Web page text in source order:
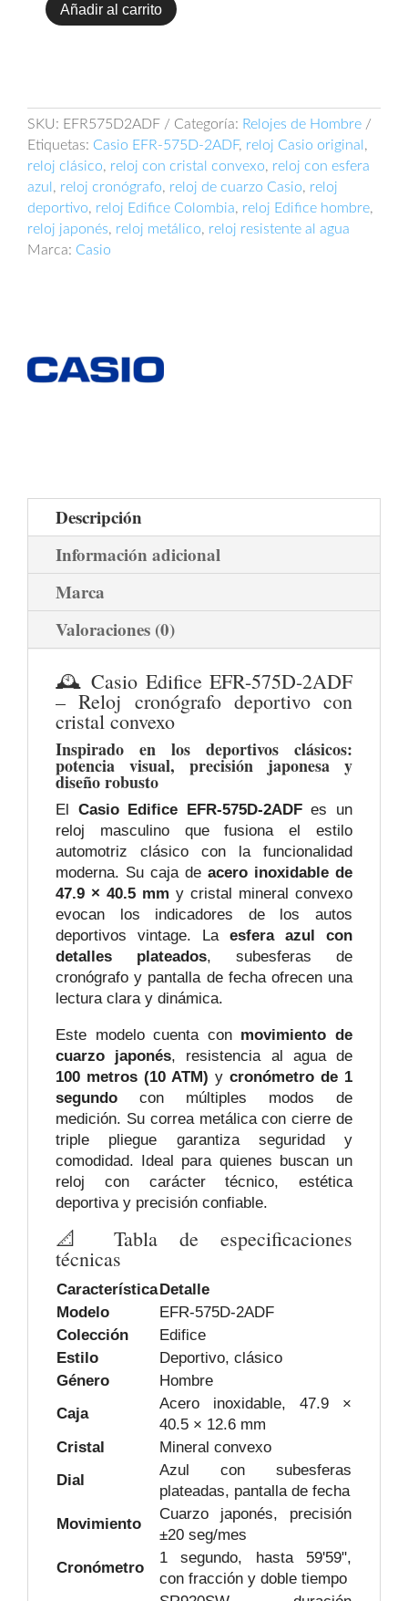
Casio
cantidad
Añadir al carrito
SKU: EFR575D2ADF Categoría: Relojes de Hombre
Etiquetas: Casio EFR-575D-2ADF, reloj Casio original ,
reloj clásico, reloj con cristal convexo, reloj con esfera
azul , reloj cronógrafo, reloj de cuarzo Casio, reloj
deportivo, reloj Edifice Colombia, reloj Edifice hombre,
reloj japonés, reloj metálico, reloj resistente al agua
Marca: Casio
Descripción
Información adicional
Marca
Valoraciones (0)
🕰️ Casio Edifice EFR-575D-2ADF
– Reloj cronógrafo deportivo con
cristal convexo
Inspirado en los deportivos clásicos:
potencia visual, precisión japonesa y
diseño robusto
El Casio Edifice EFR-575D-2ADFes un
reloj masculino que fusiona el estilo
automotriz clásico con la funcionalidad
moderna. Su caja de acero inoxidable de
47.9 × 40.5 mm y cristal mineral convexo
evocan los indicadores de los autos
deportivos vintage. La esfera azul con
detalles plateados, subesferas de
cronógrafo y pantalla de fecha ofrecen una
lectura clara y dinámica.
Este modelo cuenta con movimiento de
cuarzo japonés, resistencia al agua de
100 metros (10 ATM) y cronómetro de 1
segundo con múltiples modos de
medición. Su correa metálica con cierre de
triple pliegue garantiza seguridad y
comodidad. Ideal para quienes buscan un
reloj con carácter técnico, estética
deportiva y precisión confiable.
📐 Tabla de especificaciones
técnicas
Característica Detalle
Modelo
EFR-575D-2ADF
Colección
Edifice
Estilo
Deportivo, clásico
Género
Hombre
Caja
Acero inoxidable, 47.9 ×
40.5 × 12.6 mm
Cristal
Mineral convexo
Dial
Azul con subesferas
plateadas, pantalla de fecha
Movimiento
Cuarzo japonés, precisión
±20 seg/mes
Cronómetro
1 segundo, hasta 59'59",
con fracción y doble tiempo